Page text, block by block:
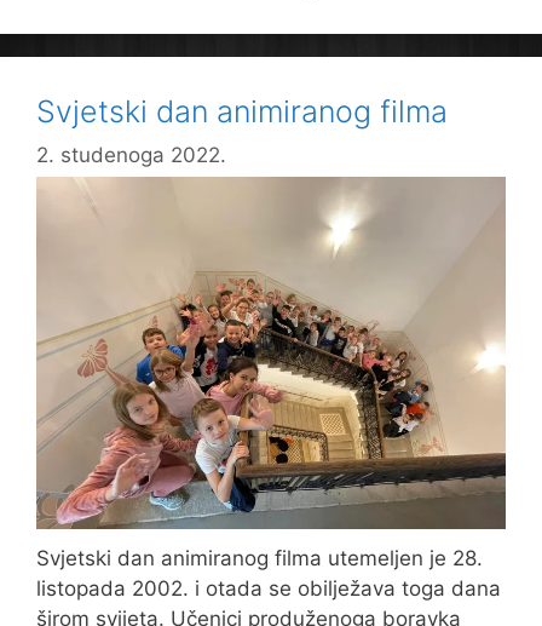
Svjetski dan animiranog filma
2. studenoga 2022.
Svjetski dan animiranog filma utemeljen je 28.
listopada 2002. i otada se obilježava toga dana
širom svijeta. Učenici produženoga boravka